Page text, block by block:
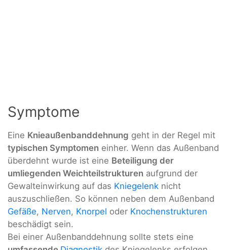
Symptome
Eine Knieaußenbanddehnung geht in der Regel mit
typischen Symptomen einher. Wenn das Außenband
überdehnt wurde ist eine Beteiligung der
umliegenden Weichteilstrukturen aufgrund der
Gewalteinwirkung auf das Kniegelenk nicht
auszuschließen. So können neben dem Außenband
Gefäße, Nerven, Knorpel oder Knochenstrukturen
beschädigt sein.
Bei einer Außenbanddehnung sollte stets eine